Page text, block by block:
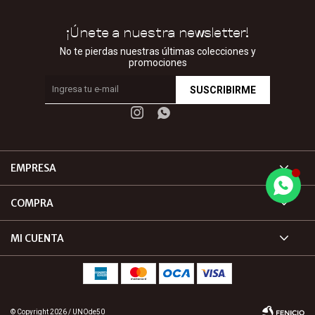
EMPRESA
COMPRA
MI CUENTA
¡Únete a nuestra newsletter!
No te pierdas nuestras últimas colecciones y
promociones
SUSCRIBIRME
 
© Copyright 2026 / UNOde50